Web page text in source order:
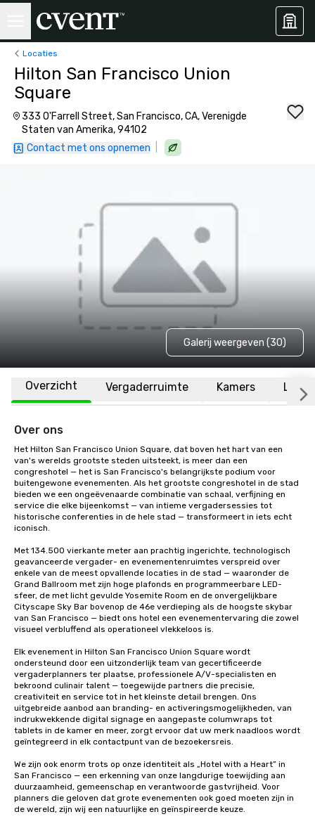
Locaties
Hilton San Francisco Union
Square
333 O'Farrell Street, San Francisco, CA, Verenigde
Staten van Amerika, 94102
Contact met ons opnemen
Galerij weergeven (30)
Overzicht Vergaderruimte Kamers
Over ons
Het Hilton San Francisco Union Square, dat boven het hart van een
van's werelds grootste steden uitsteekt, is meer dan een
congreshotel — het is San Francisco's belangrijkste podium voor
buitengewone evenementen. Als het grootste congreshotel in de stad
bieden we een ongeëvenaarde combinatie van schaal, verfijning en
service die elke bijeenkomst — van intieme vergadersessies tot
historische conferenties in de hele stad — transformeert in iets echt
iconisch.
Met 134.500 vierkante meter aan prachtig ingerichte, technologisch
geavanceerde vergader- en evenementenruimtes verspreid over
enkele van de meest opvallende locaties in de stad — waaronder de
Grand Ballroom met zijn hoge plafonds en programmeerbare LED-
sfeer, de met licht gevulde Yosemite Room en de onvergelijkbare
Cityscape Sky Bar bovenop de 46e verdieping als de hoogste skybar
van San Francisco — biedt ons hotel een evenementervaring die zowel
visueel verbluffend als operationeel vlekkeloos is.
Elk evenement in Hilton San Francisco Union Square wordt
ondersteund door een uitzonderlijk team van gecertificeerde
vergaderplanners ter plaatse, professionele A/V-specialisten en
bekroond culinair talent — toegewijde partners die precisie,
creativiteit en service tot in het kleinste detail brengen. Ons
uitgebreide aanbod aan branding- en activeringsmogelijkheden, van
indrukwekkende digital signage en aangepaste columwraps tot
tablets in de kamer en meer, zorgt ervoor dat uw merk naadloos wordt
geïntegreerd in elk contactpunt van de bezoekersreis.
We zijn ook enorm trots op onze identiteit als „Hotel with a Heart” in
San Francisco — een erkenning van onze langdurige toewijding aan
duurzaamheid, gemeenschap en verantwoorde gastvrijheid. Voor
planners die geloven dat grote evenementen ook goed moeten zijn in
de wereld, zijn wij een natuurlijke en geïnspireerde keuze.